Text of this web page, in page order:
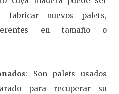
fabricar nuevos palets,
en tamaño o
: Son palets usados
para recuperar su